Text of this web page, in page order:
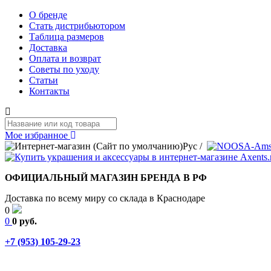
О бренде
Стать дистрибьютором
Таблица размеров
Доставка
Оплата и возврат
Советы по уходу
Статьи
Контакты
Мое избранное
Рус /
ОФИЦИАЛЬНЫЙ МАГАЗИН БРЕНДА В РФ
Доставка по всему миру со склада в Краснодаре
0
0 0 руб.
+7 (953) 105-29-23